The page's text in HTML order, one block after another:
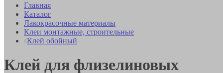
Главная
Каталог
Лакокрасочные материалы
Клеи монтажные, строительные
Клей обойный
Клей для флизелиновых